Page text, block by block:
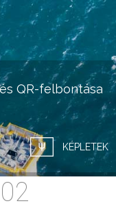
QR-felbontása
KÉPLETEK
02